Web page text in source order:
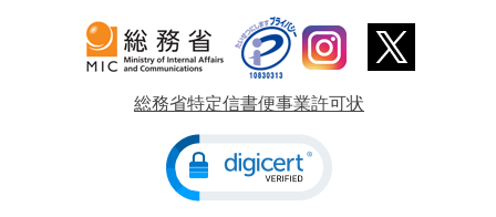
総務省特定信書便事業許可状